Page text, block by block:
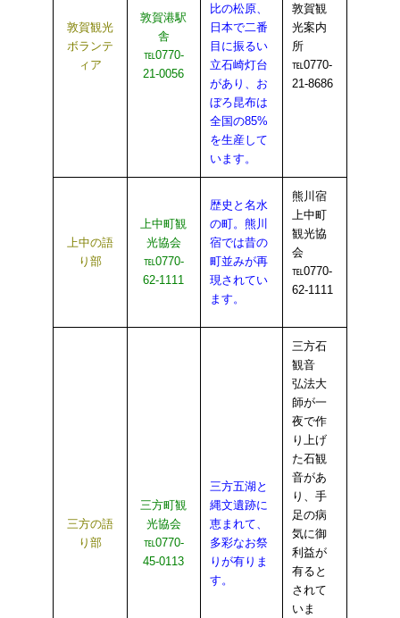
敦賀観光
ボランテ
ィア
敦賀港駅
舎
℡0770-
21-0056
比の松原、
日本で二番
目に振るい
立石崎灯台
があり、お
ぼろ昆布は
全国の85%
を生産して
います。
敦賀観
光案内
所
℡0770-
21-8686
上中の語
り部
上中町観
光協会
℡0770-
62-1111
歴史と名水
の町。熊川
宿では昔の
町並みが再
現されてい
ます。
熊川宿
上中町
観光協
会
℡0770-
62-1111
三方の語
り部
三方町観
光協会
℡0770-
45-0113
三方五湖と
縄文遺跡に
恵まれて、
多彩なお祭
りが有りま
す。
三方石
観音
弘法大
師が一
夜で作
り上げ
た石観
音があ
り、手
足の病
気に御
利益が
有ると
されて
いま